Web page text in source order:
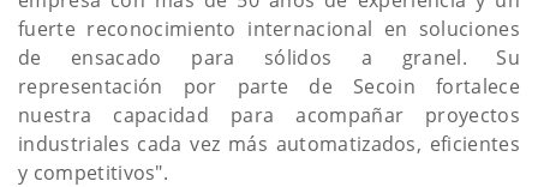
fuerte reconocimiento internacional en soluciones
de ensacado para sólidos a granel. Su
representación por parte de Secoin fortalece
nuestra capacidad para acompañar proyectos
industriales cada vez más automatizados, eficientes
y competitivos".